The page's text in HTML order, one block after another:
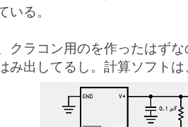
いる。
クラコン用のを作ったはず
み出してるし。計算ソフト